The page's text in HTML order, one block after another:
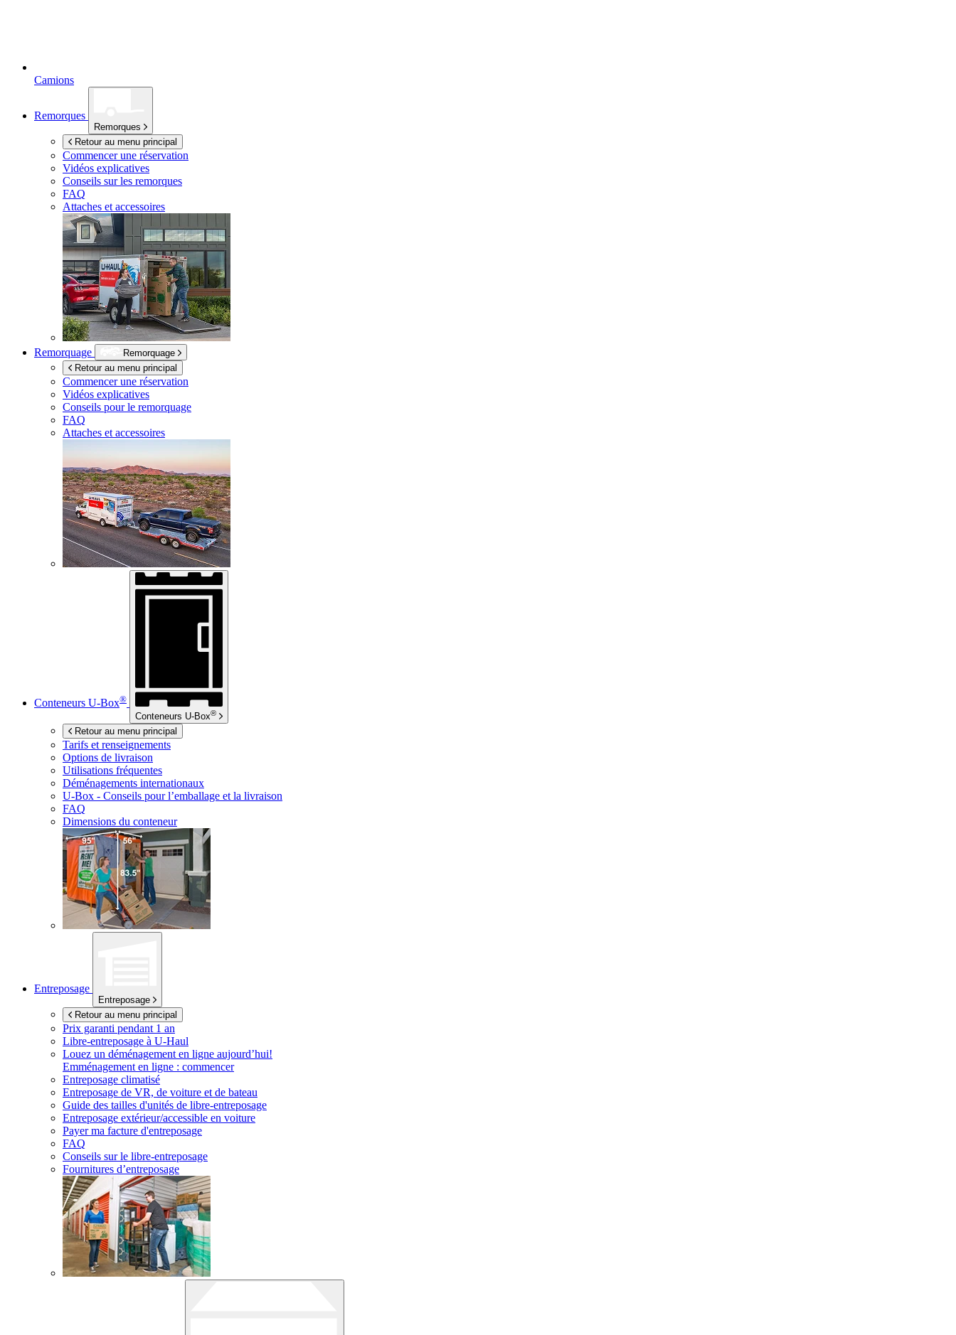
Camions
Remorques
Remorques
Retour au menu principal
Commencer une réservation
Vidéos explicatives
Conseils sur les remorques
FAQ
Attaches et accessoires
Remorquage
Remorquage
Retour au menu principal
Commencer une réservation
Vidéos explicatives
Conseils pour le remorquage
FAQ
Attaches et accessoires
Conteneurs U-Box®
Conteneurs U-Box®
Retour au menu principal
Tarifs et renseignements
Options de livraison
Utilisations fréquentes
Déménagements internationaux
U-Box - Conseils pour l’emballage et la livraison
FAQ
Dimensions du conteneur
Entreposage
Entreposage
Retour au menu principal
Prix garanti pendant 1 an
Libre-entreposage à U-Haul
Louez un déménagement en ligne aujourd’hui!
Emménagement en ligne : commencer
Entreposage climatisé
Entreposage de VR, de voiture et de bateau
Guide des tailles d'unités de libre-entreposage
Entreposage extérieur/accessible en voiture
Payer ma facture d'entreposage
FAQ
Conseils sur le libre-entreposage
Fournitures d’entreposage